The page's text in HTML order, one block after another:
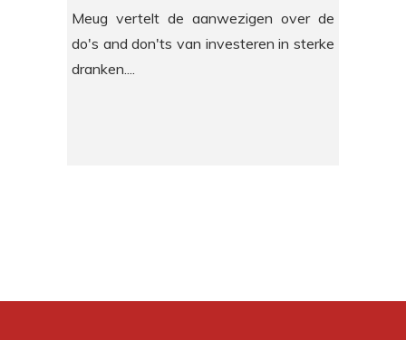
Meug vertelt de aanwezigen over de
do's and don'ts van investeren in sterke
dranken....